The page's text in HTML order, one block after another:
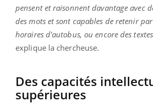
pensent et raisonnent davantage avec
des mots et sont capables de retenir
horaires d'autobus, ou encore des
explique la chercheuse.
Des capacités
supérieures